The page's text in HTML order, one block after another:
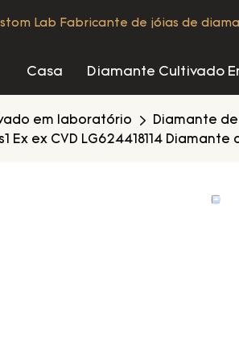
Lab Fabricante de jóias de
Casa Diamante Cultivado
em laboratório Diamante
Ex ex CVD LG624418114